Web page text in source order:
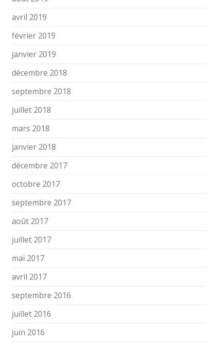
avril 2019
février 2019
janvier 2019
décembre 2018
septembre 2018
juillet 2018
mars 2018
janvier 2018
décembre 2017
octobre 2017
septembre 2017
août 2017
juillet 2017
mai 2017
avril 2017
septembre 2016
juillet 2016
juin 2016